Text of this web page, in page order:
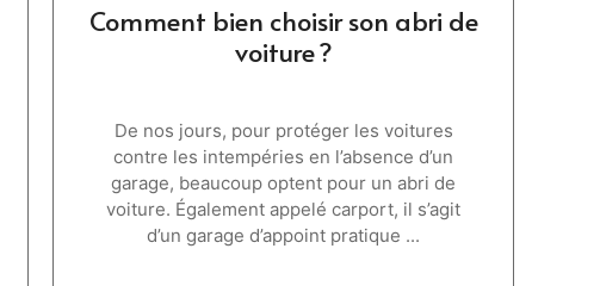
Comment bien choisir son abri de
voiture ?
De nos jours, pour protéger les voitures
contre les intempéries en l’absence d’un
garage, beaucoup optent pour un abri de
voiture. Également appelé carport, il s’agit
d’un garage d’appoint pratique ...